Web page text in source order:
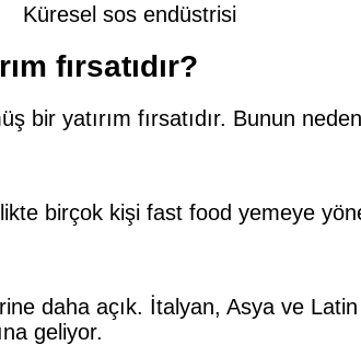
fırsatıdır?
bir yatırım fırsatıdır. Bunun
birçok kişi fast food yemeye
daha açık. İtalyan, Asya ve
geliyor.